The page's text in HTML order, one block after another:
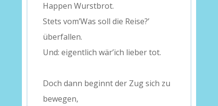
Happen Wurstbrot.
Stets vom’Was soll die Reise?’
überfallen.
Und: eigentlich wär’ich lieber tot.
Doch dann beginnt der Zug sich zu
bewegen,